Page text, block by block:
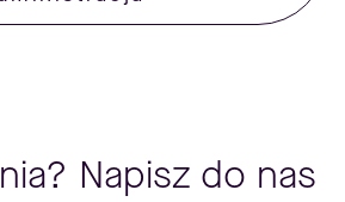
Napisz do nas